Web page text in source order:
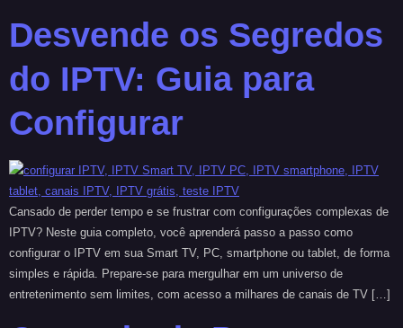
Desvende os Segredos
do IPTV: Guia para
Configurar
Cansado de perder tempo e se frustrar com configurações complexas de
IPTV? Neste guia completo, você aprenderá passo a passo como
configurar o IPTV em sua Smart TV, PC, smartphone ou tablet, de forma
simples e rápida. Prepare-se para mergulhar em um universo de
entretenimento sem limites, com acesso a milhares de canais de TV […]